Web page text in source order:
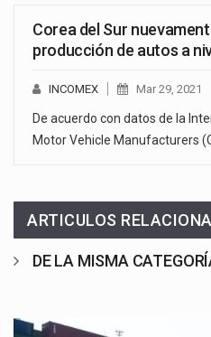
Corea del Sur
producción de autos a
INCOMEX Mar 29, 2021
De acuerdo con datos de la
Motor Vehicle Manufacturers
ARTICULOS
DE LA MISMA